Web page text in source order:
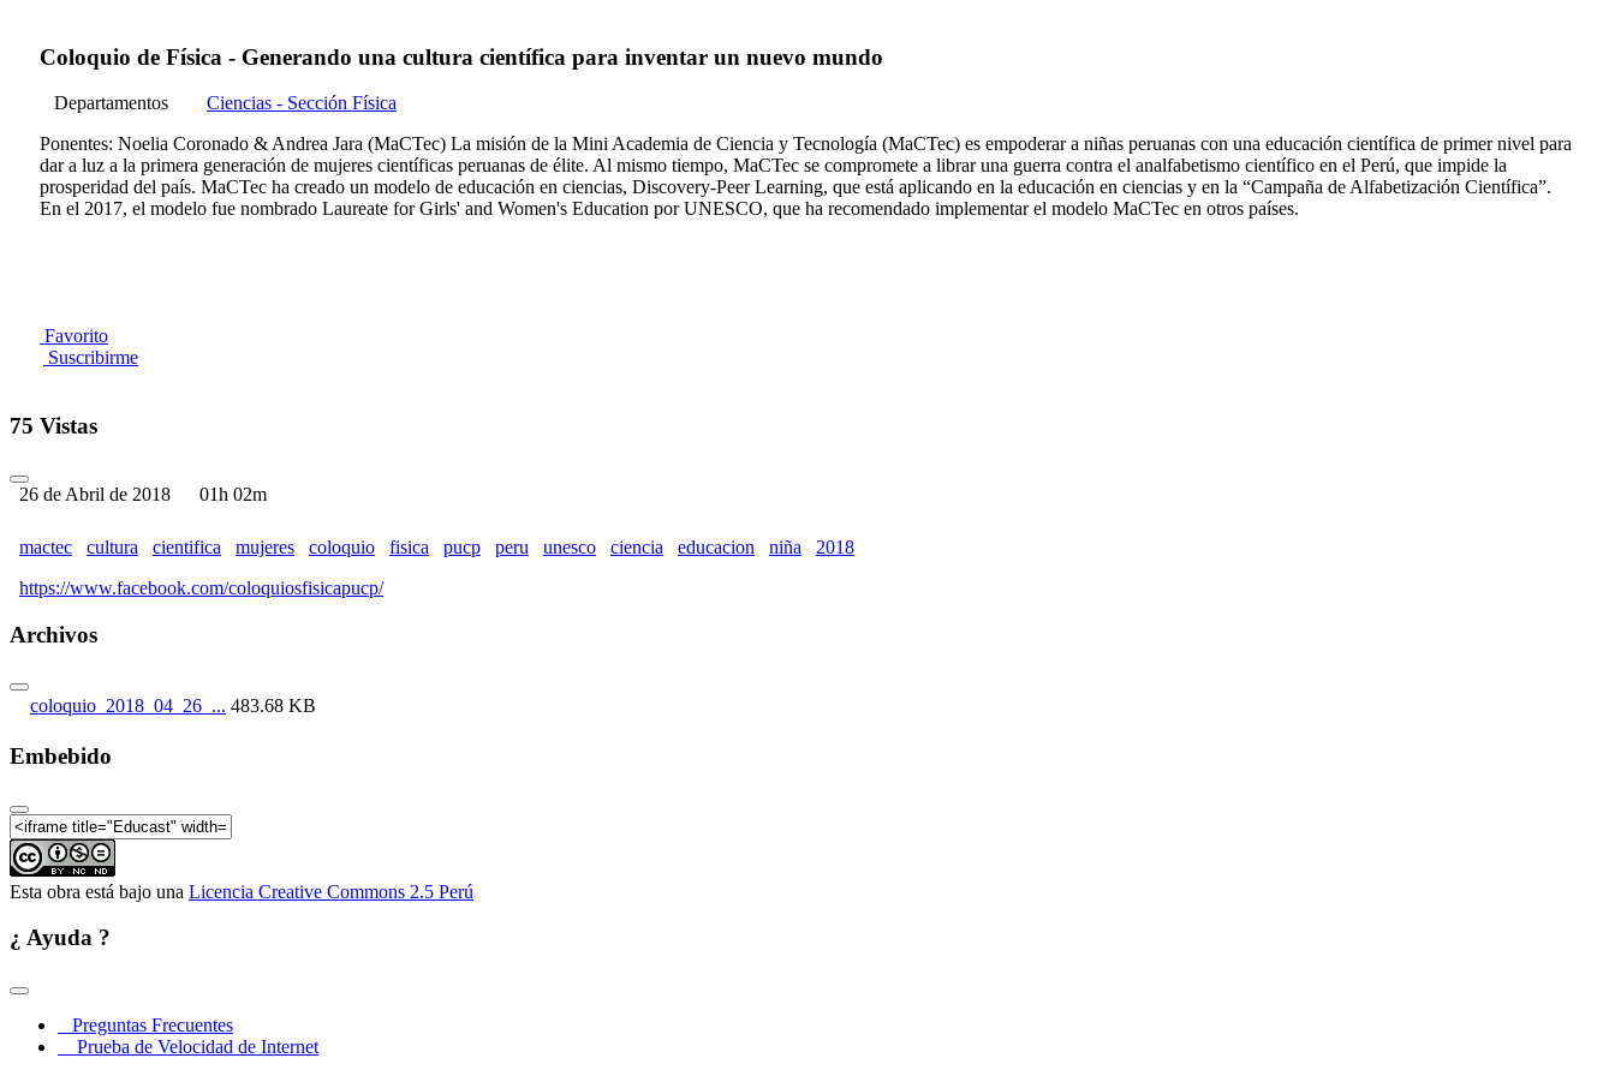
Coloquio de Física - Generando una cultura científica para inventar un nuevo mundo
Departamentos
Ciencias - Sección Física
Ponentes: Noelia Coronado & Andrea Jara (MaCTec) La misión de la Mini Academia de Ciencia y Tecnología (MaCTec) es empoderar a niñas peruanas con una educación científica de primer nivel para
dar a luz a la primera generación de mujeres científicas peruanas de élite. Al mismo tiempo, MaCTec se compromete a librar una guerra contra el analfabetismo científico en el Perú, que impide la
prosperidad del país. MaCTec ha creado un modelo de educación en ciencias, Discovery-Peer Learning, que está aplicando en la educación en ciencias y en la “Campaña de Alfabetización Científica”.
En el 2017, el modelo fue nombrado Laureate for Girls' and Women's Education por UNESCO, que ha recomendado implementar el modelo MaCTec en otros países.
Favorito
Suscribirme
75 Vistas
26 de Abril de 2018 01h 02m
mactec cultura cientifica mujeres coloquio fisica pucp peru unesco ciencia educacion niña
2018
https://www.facebook.com/coloquiosfisicapucp/
Archivos
coloquio_2018_04_26_... 483.68 KB
Embebido
Esta obra está bajo una Licencia Creative Commons 2.5 Perú
¿ Ayuda ?
Preguntas Frecuentes
Prueba de Velocidad de Internet